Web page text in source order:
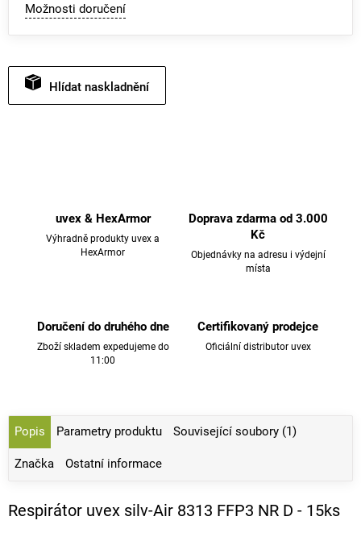
Možnosti doručení
Hlídat
uvex & HexArmor
Výhradně produkty uvex a
HexArmor
Doprava zdarma od 3.000
Kč
Objednávky na adresu i výdejní
místa
Doručení do druhého dne
Zboží skladem expedujeme do
11:00
Certifikovaný prodejce
Oficiální distributor uvex
Popis Parametry produktu Související soubory (1)
Značka Ostatní informace
Respirátor uvex silv-Air 8313 FFP3 NR D - 15ks